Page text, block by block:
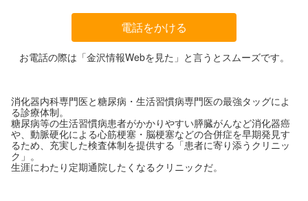
電話をかける
お電話の際は「金沢情報Webを見た」と言うとスムーズです。
消化器内科専門医と糖尿病・生活習慣病専門医の最強タッグによ
る診療体制。
糖尿病等の生活習慣病患者がかかりやすい膵臓がんなど消化器癌
や、動脈硬化による心筋梗塞・脳梗塞などの合併症を早期発見す
るため、充実した検査体制を提供する「患者に寄り添うクリニッ
ク」。
生涯にわたり定期通院したくなるクリニックだ。